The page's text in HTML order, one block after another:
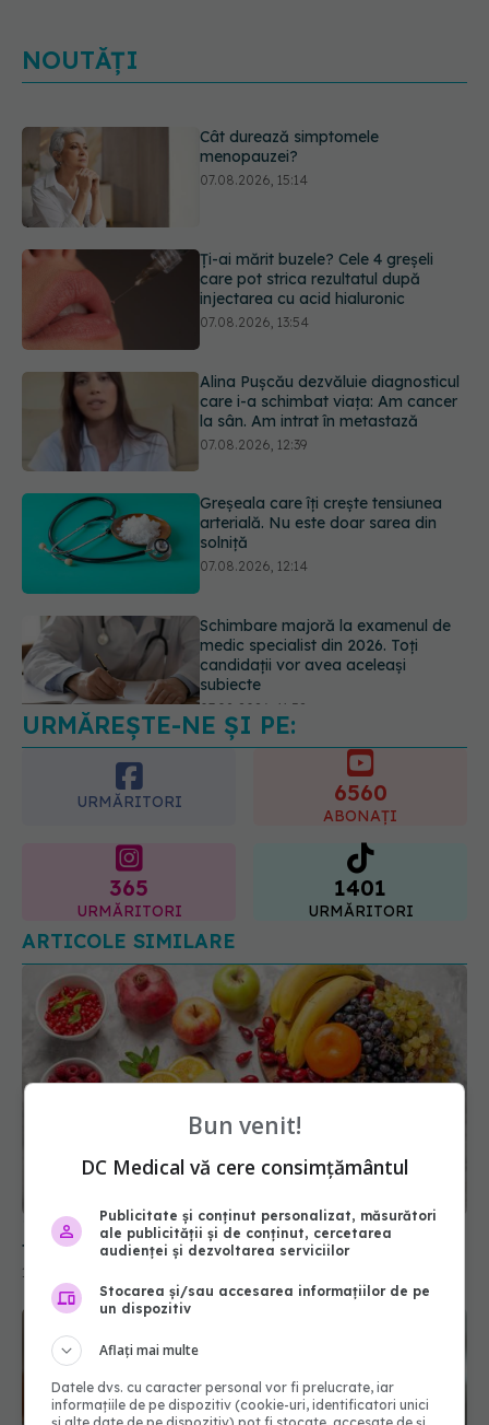
NOUTĂȚI
Ți-ai mărit buzele? Cele 4 greșeli
care pot strica rezultatul după
injectarea cu acid hialuronic
Alina Pușcău dezvăluie diagnosticul
care i-a schimbat viața: Am cancer
la sân. Am intrat în metastază
07.08.2026, 12:39
Greșeala care îți crește tensiunea
arterială. Nu este doar sarea din
solniță
07.08.2026, 12:14
Schimbare majoră la examenul de
medic specialist din 2026. Toți
candidații vor avea aceleași
subiecte
Cât durează simptomele
menopauzei?
07.08.2026, 15:14
URMĂREȘTE-NE ȘI PE:
URMĂRITORI
365
URMĂRITORI
1401
URMĂRITORI
11 fructe bune dacă vrei să slăbești. Unele țin de
17 mar 2026, 18:31
Bun venit!
DC Medical vă cere consimțământul
Publicitate și conținut personalizat, măsurători
ale publicității și de conținut, cercetarea
audienței și dezvoltarea serviciilor
Stocarea și/sau accesarea informațiilor de pe
un dispozitiv
Aflați mai multe
Datele dvs. cu caracter personal vor fi prelucrate, iar
informațiile de pe dispozitiv (cookie-uri, identificatori unici